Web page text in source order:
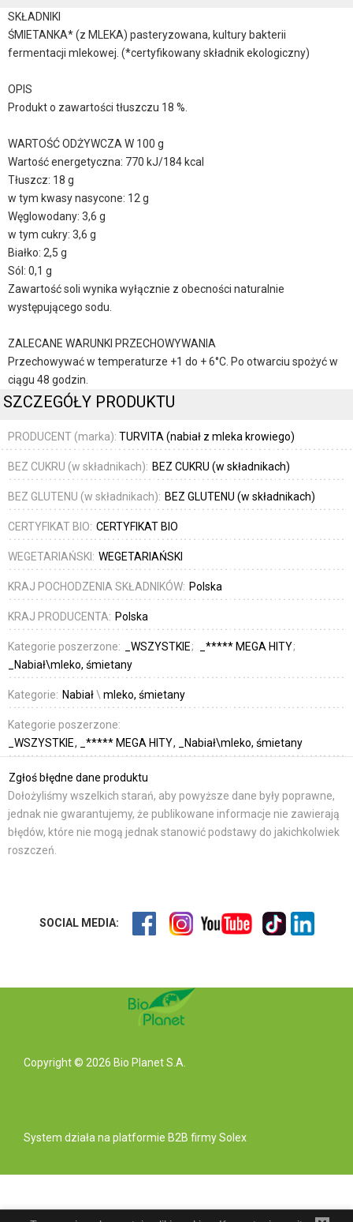
SKŁADNIKI
ŚMIETANKA* (z MLEKA) pasteryzowana, kultury bakterii
fermentacji mlekowej. (*certyfikowany składnik ekologiczny)
OPIS
Produkt o zawartości tłuszczu 18 %.
WARTOŚĆ ODŻYWCZA W 100 g
Wartość energetyczna: 770 kJ/184 kcal
Tłuszcz: 18 g
w tym kwasy nasycone: 12 g
Węglowodany: 3,6 g
w tym cukry: 3,6 g
Białko: 2,5 g
Sól: 0,1 g
Zawartość soli wynika wyłącznie z obecności naturalnie
występującego sodu.
ZALECANE WARUNKI PRZECHOWYWANIA
Przechowywać w temperaturze +1 do + 6°C. Po otwarciu spożyć w
ciągu 48 godzin.
SZCZEGÓŁY PRODUKTU
PRODUCENT (marka): TURVITA (nabiał z mleka krowiego)
BEZ CUKRU (w składnikach): BEZ CUKRU (w składnikach)
BEZ GLUTENU (w składnikach): BEZ GLUTENU (w składnikach)
CERTYFIKAT BIO: CERTYFIKAT BIO
WEGETARIAŃSKI: WEGETARIAŃSKI
KRAJ POCHODZENIA SKŁADNIKÓW: Polska
KRAJ PRODUCENTA: Polska
Kategorie poszerzone: _WSZYSTKIE
_***** MEGA HITY
_Nabiał\mleko, śmietany
Kategorie: Nabiał\ mleko, śmietany
Kategorie poszerzone:
_WSZYSTKIE
_***** MEGA HITY _Nabiał\mleko, śmietany
Zgłoś błędne dane produktu
Dołożyliśmy wszelkich starań, aby powyższe dane były poprawne,
jednak nie gwarantujemy, że publikowane informacje nie zawierają
błędów, które nie mogą jednak stanowić podstawy do jakichkolwiek
roszczeń.
SOCIAL MEDIA:
Copyright © 2026 Bio Planet S.A.
System działa na platformie B2B firmy Solex